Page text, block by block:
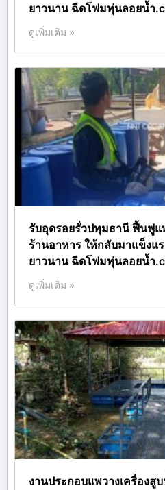
ยาวนาน ฉีดโฟมทุ่นลอยน้ำ
ดูเพิ่มเติม »
รับอุดรอยรั่วปทุมธานี ฟื้นฟู
ร้านอาหาร ให้กลับมาแข็งแ
ยาวนาน ฉีดโฟมทุ่นลอยน้ำ
ดูเพิ่มเติม »
งานประกอบแพวางเครื่องสู